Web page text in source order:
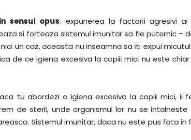
sensul opus: expunerea la factorii agresivi ai
si forteaza sistemul imunitar sa fie puternic –
un caz, aceasta nu inseamna sa iti expui
de ce igiena excesiva la copiii mici nu este
tu abordezi o igiena excesiva la copiii mici, ii
de steril, unde organismul lor nu se intalneste
Sistemul imunitar, daca nu este pus fata in